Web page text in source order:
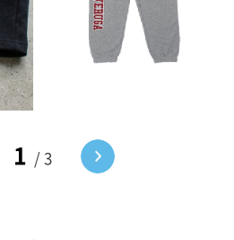
1 / 3